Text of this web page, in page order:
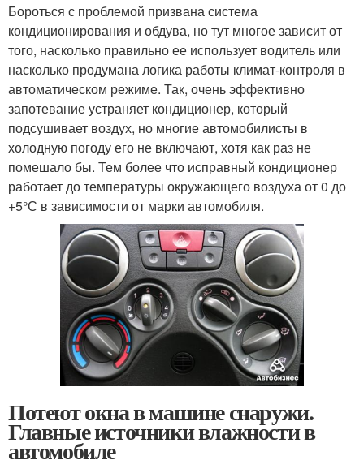
Бороться с проблемой призвана система
кондиционирования и обдува, но тут многое зависит от
того, насколько правильно ее использует водитель или
насколько продумана логика работы климат-контроля в
автоматическом режиме. Так, очень эффективно
запотевание устраняет кондиционер, который
подсушивает воздух, но многие автомобилисты в
холодную погоду его не включают, хотя как раз не
помешало бы. Тем более что исправный кондиционер
работает до температуры окружающего воздуха от 0 до
+5°С в зависимости от марки автомобиля.
Потеют окна в машине снаружи.
Главные источники влажности в
автомобиле